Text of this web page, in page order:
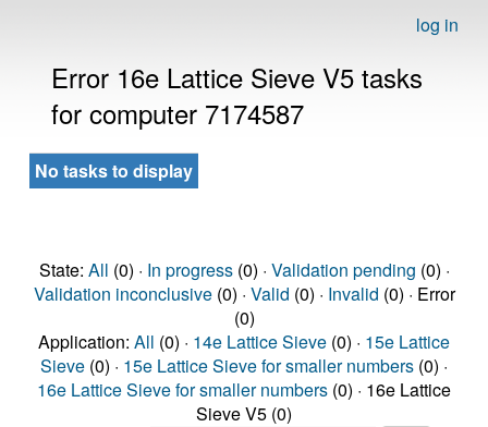
log in
Error 16e Lattice Sieve V5 tasks
for computer 7174587
No tasks to display
State: All (0) · In progress(0) · Validation pending (0) ·
Validation inconclusive(0) · Valid (0) · Invalid (0) · Error
(0)
Application: All (0) · 14e Lattice Sieve (0) · 15e Lattice
Sieve (0) · 15e Lattice Sieve for smaller numbers (0) ·
16e Lattice Sieve for smaller numbers (0) · 16e Lattice
Sieve V5 (0)